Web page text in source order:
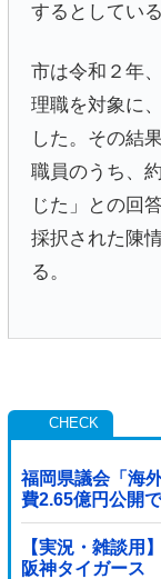
するとしている
市は令和２年
理職を対象に
した。その結
職員のうち、
じた」との回
採択された陳
る。
福岡県議会「海
費2.65億円公開
【実況・雑談
阪神タイガース